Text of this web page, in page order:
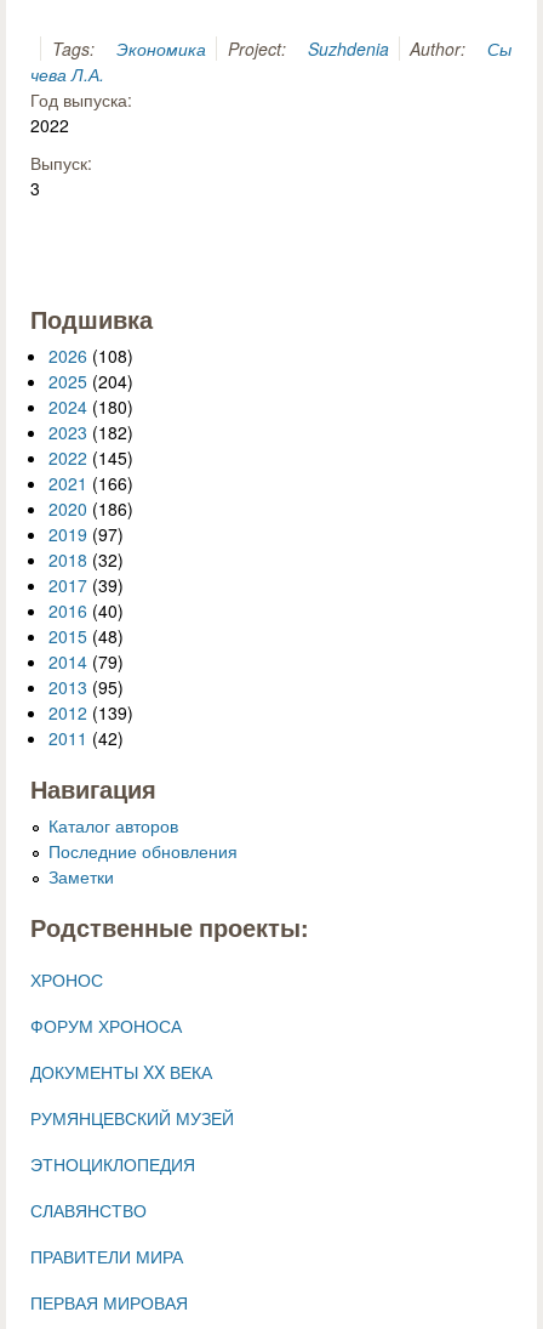
Tags: Экономика Project: Suzhdenia Author:
Сы
чева Л.А.
Год выпуска:
2022
Выпуск:
3
Подшивка
2026 (108)
2025 (204)
2024 (180)
2023 (182)
2022 (145)
2021 (166)
2020 (186)
2019 (97)
2018 (32)
2017 (39)
2016 (40)
2015 (48)
2014 (79)
2013 (95)
2012 (139)
2011 (42)
Навигация
Каталог авторов
Последние обновления
Заметки
Родственные проекты:
ХРОНОС
ФОРУМ ХРОНОСА
ДОКУМЕНТЫ XX ВЕКА
РУМЯНЦЕВСКИЙ МУЗЕЙ
ЭТНОЦИКЛОПЕДИЯ
СЛАВЯНСТВО
ПРАВИТЕЛИ МИРА
ПЕРВАЯ МИРОВАЯ